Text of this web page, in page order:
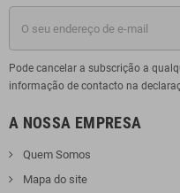
Pode cancelar a subscrição a
informação de contacto na
A NOSSA EMPRESA
Quem Somos
Mapa do site